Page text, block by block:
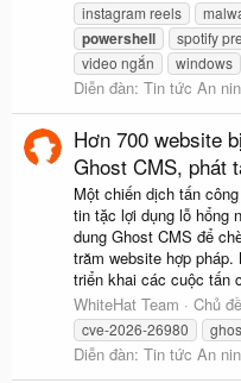
instagram reels
powershell spotify
video ngắn
windows
Diễn đàn: Tin tức An
Hơn 700 website
Ghost CMS, phát
Một chiến dịch tấn
tin tặc lợi dụng lỗ hổng
dung Ghost CMS để
trăm website hợp
triển khai các cuộc tấn
WhiteHat Team
Chủ đề
cve-2026-26980
Diễn đàn: Tin tức An